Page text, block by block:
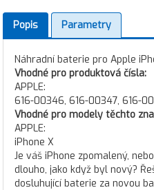
Popis Parametry
Náhradní baterie pro Apple
Vhodné pro produktová čísla:
APPLE:
616-00346, 616-00347, 616-
Vhodné pro modely těchto
APPLE:
iPhone X
Je váš iPhone zpomalený,
dlouho, jako když byl nový?
dosluhující baterie za novou